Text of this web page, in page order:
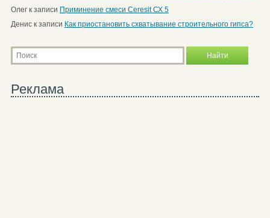
Олегк записи Приминение смеси Ceresit СХ 5
Дениск записи Как приостановить схватывание строительного гипса?
Реклама